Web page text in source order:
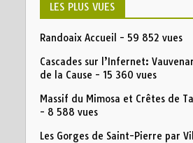
LES PLUS VUES
Randoaix Accueil - 59 852 vues
Cascades sur l’Infernet:
de la Cause - 15 360 vues
Massif du Mimosa et Crêtes de
- 8 588 vues
Les Gorges de Saint-Pierre par